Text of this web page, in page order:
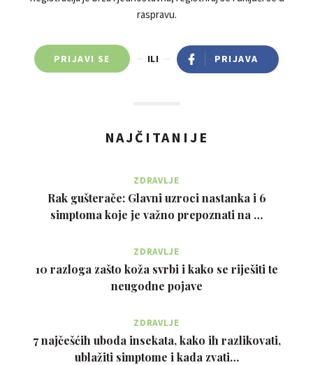
raspravu.
PRIJAVI SE ILI PRIJAVA
NAJČITANIJE
ZDRAVLJE
Rak gušterače: Glavni uzroci nastanka i 6
simptoma koje je važno prepoznati na …
ZDRAVLJE
10 razloga zašto koža svrbi i kako se riješiti te
neugodne pojave
ZDRAVLJE
7 najčešćih uboda insekata, kako ih razlikovati,
ublažiti simptome i kada zvati…